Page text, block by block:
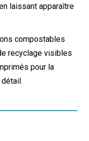
laissant apparaître
compostables
recyclage visibles
pour la